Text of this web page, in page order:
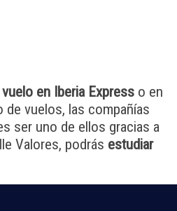
en Iberia Express o en
de vuelos, las compañías
ser uno de ellos gracias a
Valores, podrás estudiar